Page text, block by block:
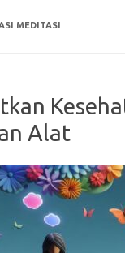
MEDITASI
Alat